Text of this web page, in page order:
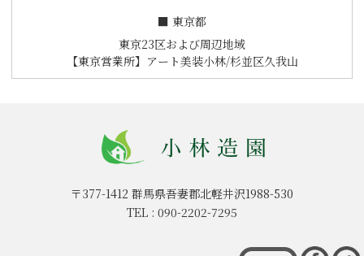
ン
■ 東京都
東京23区および周辺地域
【東京営業所】アート美装小林/杉並区久我山
〒377-1412 群馬県吾妻郡北軽井沢1988-530
TEL : 090-2202-7295